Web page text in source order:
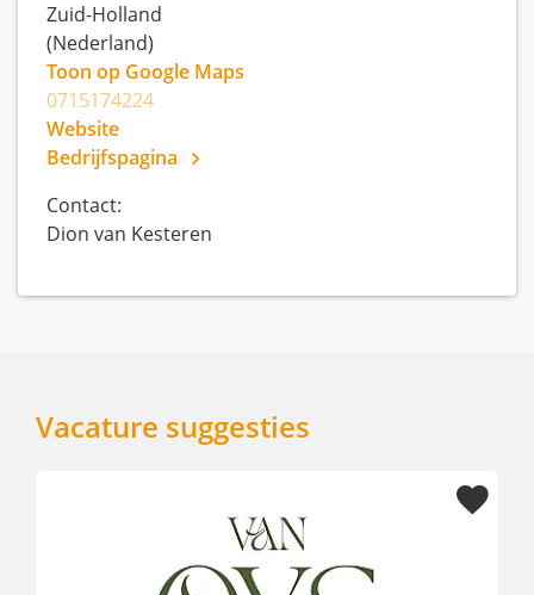
Zuid-Holland
(Nederland)
Toon op Google Maps
0715174224
Website
Bedrijfspagina
Contact:
Dion van Kesteren
Vacature suggesties